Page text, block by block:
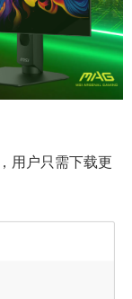
用户只需下载更